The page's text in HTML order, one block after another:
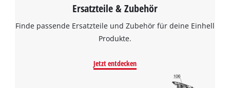
Ersatzteile & Zubehör
Finde passende Ersatzteile und Zubehör für deine Einhell
Produkte.
Jetzt entdecken